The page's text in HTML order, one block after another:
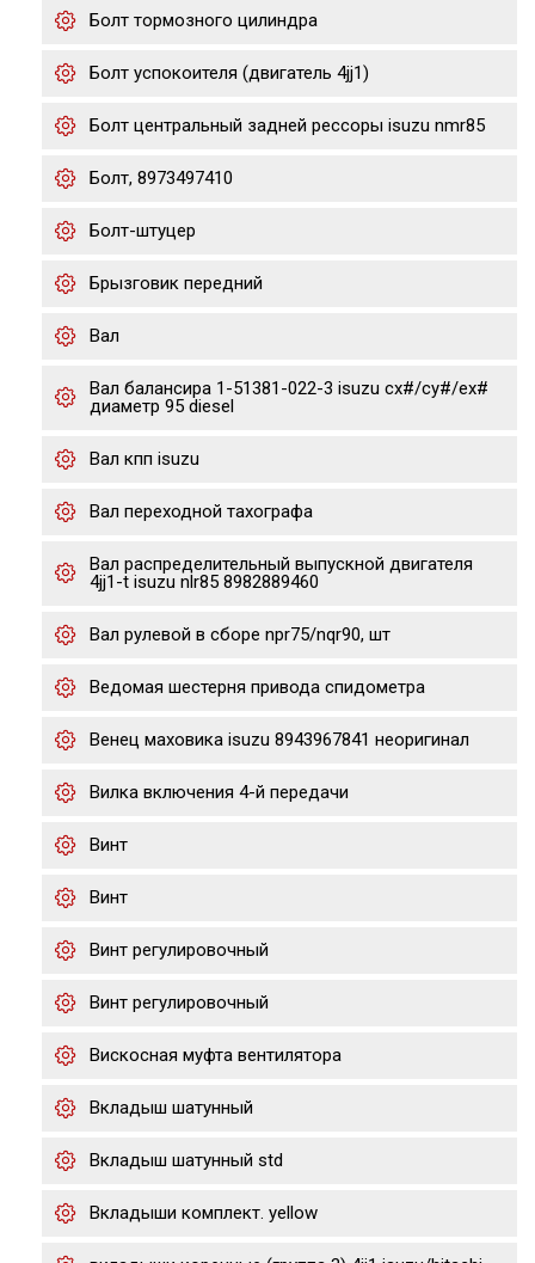
Болт тормозного цилиндра
Болт успокоителя (двигатель 4jj1)
Болт центральный задней рессоры isuzu nmr85
Болт, 8973497410
Болт-штуцер
Брызговик передний
Вал
Вал балансира 1-51381-022-3 isuzu cx#/cy#/ex#
диаметр 95 diesel
Вал кпп isuzu
Вал переходной тахографа
Вал распределительный выпускной двигателя
4jj1-t isuzu nlr85 8982889460
Вал рулевой в сборе npr75/nqr90, шт
Ведомая шестерня привода спидометра
Венец маховика isuzu 8943967841 неоригинал
Вилка включения 4-й передачи
Винт
Винт
Винт регулировочный
Винт регулировочный
Вискосная муфта вентилятора
Вкладыш шатунный
Вкладыш шатунный std
Вкладыши комплект. yellow